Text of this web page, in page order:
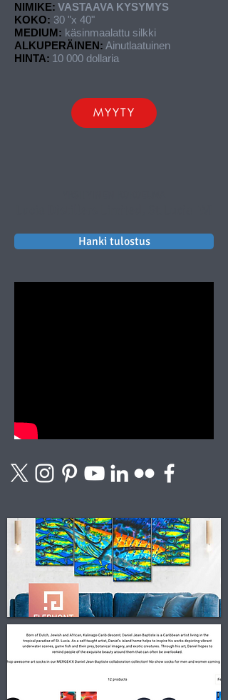
NIMIKE: VASTAAVA KYSYMYS
KOKO: 30 "x 40"
MEDIUM: käsinmaalattu silkki
ALKUPERÄINEN: Ainutlaatuinen
HINTA: 10 000 dollaria
MYYTY
Hanki tulostus